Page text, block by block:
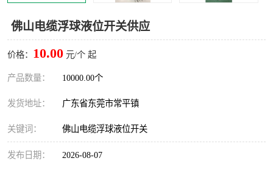
佛山电缆浮球液位开关供应
价格： 10.00 元/个 起
产品数量： 10000.00个
发货地址： 广东省东莞市常平镇
关键词： 佛山电缆浮球液位开关
发布日期： 2026-08-07